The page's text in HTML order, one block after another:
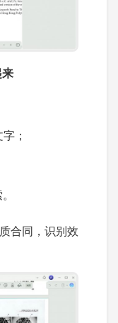
；
合同，识别效